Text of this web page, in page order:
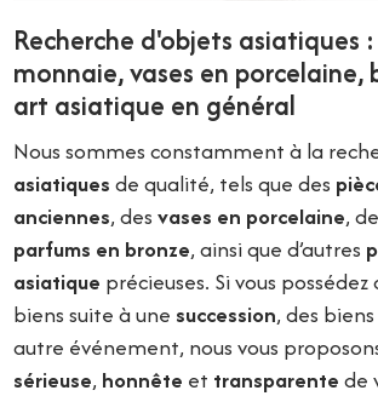
Recherche d'objets asiatiques
monnaie, vases en porcelaine,
art asiatique en général
Nous sommes constamment à la
asiatiques de qualité, tels que des
anciennes, desvases en porcelaine,
parfums en bronze, ainsi que d’autres
asiatique précieuses. Si vous
biens suite à une succession, des
autre événement, nous vous
sérieuse, honnête et transparente de